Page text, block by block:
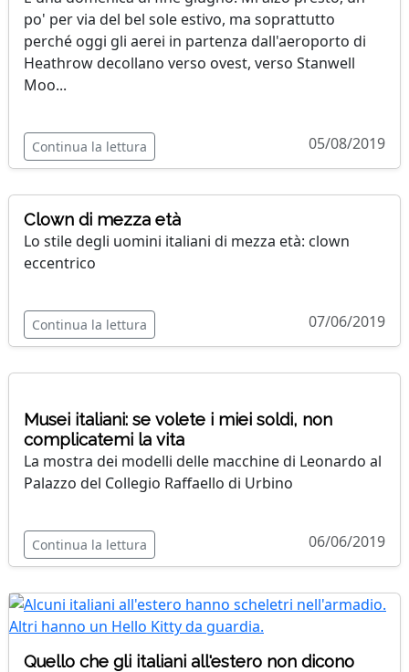
po' per via del bel sole estivo, ma soprattutto
perché oggi gli aerei in partenza dall'aeroporto di
Heathrow decollano verso ovest, verso Stanwell
Moo...
Continua la lettura 05/08/2019
Clown di mezza età
Lo stile degli uomini italiani di mezza età: clown
eccentrico
Continua la lettura 07/06/2019
Musei italiani: se volete i miei soldi, non
complicatemi la vita
La mostra dei modelli delle macchine di Leonardo al
Palazzo del Collegio Raffaello di Urbino
Continua la lettura 06/06/2019
Quello che gli italiani all'estero non dicono